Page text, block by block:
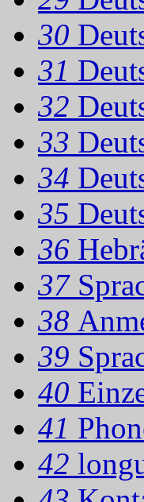
30
31
32
33
34
35
36
37
38
39
40
41
42